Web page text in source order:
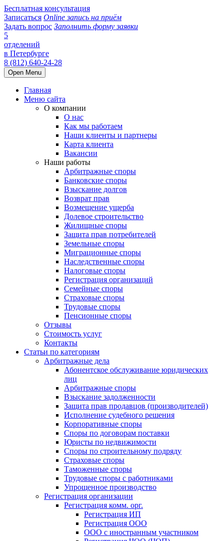
Бесплатная консультация
Записаться Online запись на приём
Задать вопрос Заполнить форму заявки
5
отделений
в Петербурге
8 (812) 640-24-28
Open Menu
Главная
Меню сайта
О компании
О нас
Как мы работаем
Наши клиенты и партнеры
Карта клиента
Вакансии
Наши работы
Арбитражные споры
Банковские споры
Взыскание долгов
Возврат прав
Возмещение ущерба
Долевое строительство
Жилищные споры
Защита прав потребителей
Земельные споры
Миграционные споры
Наследственные споры
Налоговые споры
Регистрация организаций
Семейные споры
Страховые споры
Трудовые споры
Пенсионные споры
Отзывы
Стоимость услуг
Контакты
Статьи по категориям
Арбитражные дела
Абонентское обслуживание юридических
лиц
Арбитражные споры
Взыскание задолженности
Защита прав продавцов (производителей)
Исполнение судебного решения
Корпоративные споры
Споры по договорам поставки
Юристы по недвижимости
Споры по строительному подряду
Страховые споры
Таможенные споры
Трудовые споры с работниками
Упрощенное производство
Регистрация организации
Регистрация комм. орг.
Регистрация ИП
Регистрация ООО
ООО с иностранным участником